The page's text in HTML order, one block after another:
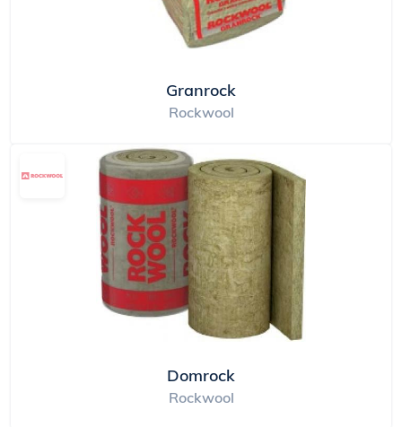
Granrock
Rockwool
Domrock
Rockwool